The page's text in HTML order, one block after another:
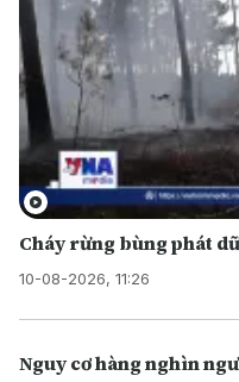
Cháy rừng bùng phát
10-08-2026, 11:26
Nguy cơ hàng nghìn